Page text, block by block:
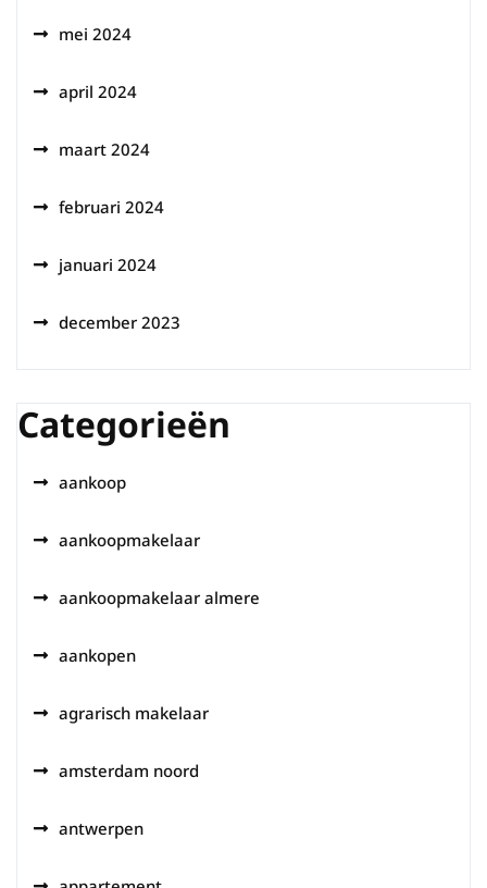
mei 2024
april 2024
maart 2024
februari 2024
januari 2024
december 2023
Categorieën
aankoop
aankoopmakelaar
aankoopmakelaar almere
aankopen
agrarisch makelaar
amsterdam noord
antwerpen